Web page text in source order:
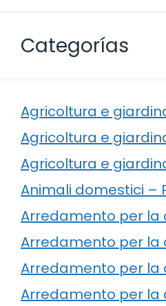
Categorías
Agricoltura e
Agricoltura e
Agricoltura e
Animali domestici –
Arredamento per la
Arredamento per la
Arredamento per la
Arredamento per la